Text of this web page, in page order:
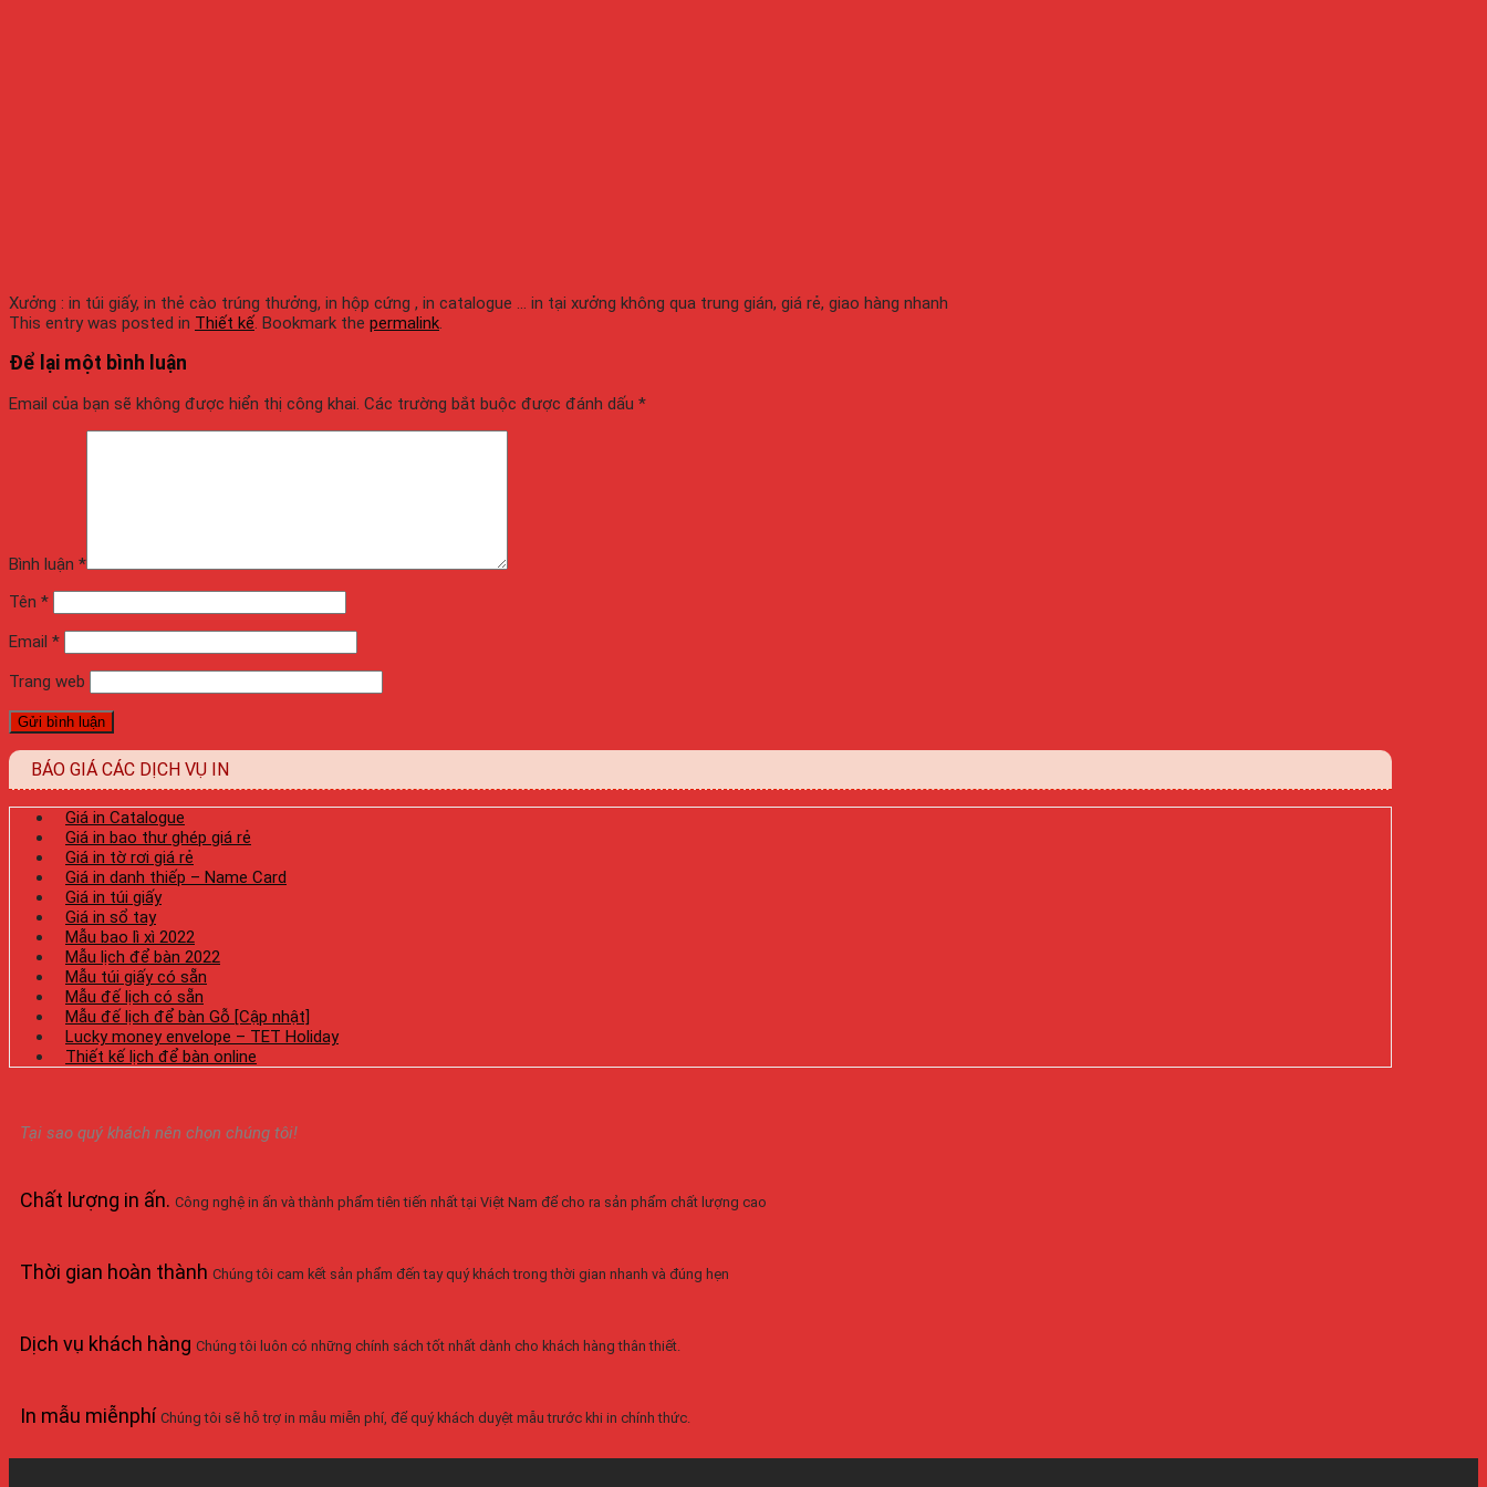
Xưởng : in túi giấy, in thẻ cào trúng thưởng, in hộp cứng , in catalogue ... in tại xưởng không qua trung gián, giá rẻ, giao hàng nhanh
This entry was posted in Thiết kế. Bookmark the permalink.
Để lại một bình luận
Email của bạn sẽ không được hiển thị công khai. Các trường bắt buộc được đánh dấu *
Bình luận *
Tên *
Email *
Trang web
BÁO GIÁ CÁC DỊCH VỤ IN
Giá in Catalogue
Giá in bao thư ghép giá rẻ
Giá in tờ rơi giá rẻ
Giá in danh thiếp – Name Card
Giá in túi giấy
Giá in sổ tay
Mẫu bao lì xì 2022
Mẫu lịch để bàn 2022
Mẫu túi giấy có sẵn
Mẫu đế lịch có sẵn
Mẫu đế lịch để bàn Gỗ [Cập nhật]
Lucky money envelope – TET Holiday
Thiết kế lịch để bàn online
Tại sao quý khách nên chọn chúng tôi!
Chất lượng in ấn. Công nghệ in ấn và thành phẩm tiên tiến nhất tại Việt Nam để cho ra sản phẩm chất lượng cao
Thời gian hoàn thành Chúng tôi cam kết sản phẩm đến tay quý khách trong thời gian nhanh và đúng hẹn
Dịch vụ khách hàng Chúng tôi luôn có những chính sách tốt nhất dành cho khách hàng thân thiết.
In mẫu miễnphí Chúng tôi sẽ hỗ trợ in mẫu miễn phí, để quý khách duyệt mẫu trước khi in chính thức.